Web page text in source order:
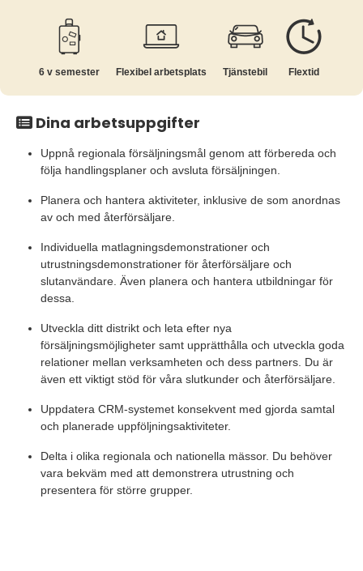
6 v semester Flexibel arbetsplats Tjänstebil Flextid
Dina arbetsuppgifter
Uppnå regionala försäljningsmål genom att förbereda och
följa handlingsplaner och avsluta försäljningen.
Planera och hantera aktiviteter, inklusive de som anordnas
av och med återförsäljare.
Individuella matlagningsdemonstrationer och
utrustningsdemonstrationer för återförsäljare och
slutanvändare. Även planera och hantera utbildningar för
dessa.
Utveckla ditt distrikt och leta efter nya
försäljningsmöjligheter samt upprätthålla och utveckla goda
relationer mellan verksamheten och dess partners. Du är
även ett viktigt stöd för våra slutkunder och återförsäljare.
Uppdatera CRM-systemet konsekvent med gjorda samtal
och planerade uppföljningsaktiviteter.
Delta i olika regionala och nationella mässor. Du behöver
vara bekväm med att demonstrera utrustning och
presentera för större grupper.